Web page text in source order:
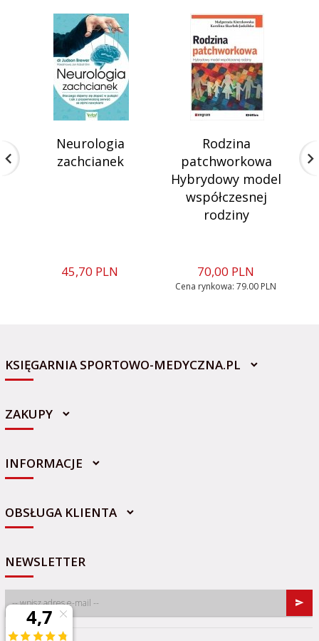
Neurologia
zachcianek
45,70 PLN
Rodzina
patchworkowa
Hybrydowy model
współczesnej
rodziny
70,00 PLN
Cena rynkowa: 79.00 PLN
KSIĘGARNIA SPORTOWO-MEDYCZNA.PL
sklep@sportowo-medyczna.pl
ZAKUPY
INFORMACJE
OBSŁUGA KLIENTA
NEWSLETTER